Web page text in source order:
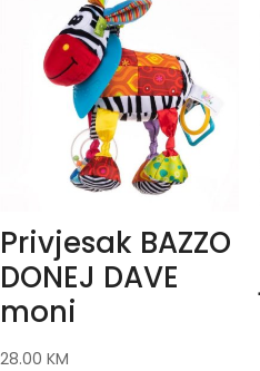
Privjesak BAZZO
DONEJ DAVE
moni
28.00 KM